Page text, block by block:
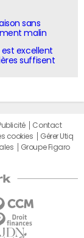
sans
malin
est excellent
suffisent
Contact
cookies
Gérer Utiq
Groupe Figaro